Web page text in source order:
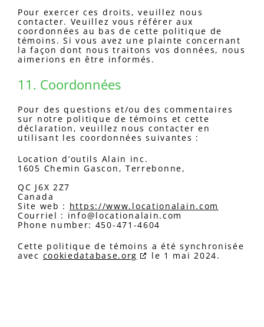
Pour exercer ces droits, veuillez nous
contacter. Veuillez vous référer aux
coordonnées au bas de cette politique de
témoins. Si vous avez une plainte concernant
la façon dont nous traitons vos données, nous
aimerions en être informés.
11. Coordonnées
Pour des questions et/ou des commentaires
sur notre politique de témoins et cette
déclaration, veuillez nous contacter en
utilisant les coordonnées suivantes :
Location d’outils Alain inc.
1605 Chemin Gascon, Terrebonne,
QC J6X 2Z7
Canada
Site web : https://www.locationalain.com
Courriel : info@locationalain.com
Phone number: 450-471-4604
Cette politique de témoins a été synchronisée
avec cookiedatabase.org le 1 mai 2024.